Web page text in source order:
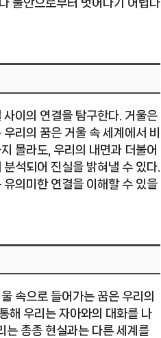
불안으로부터 벗어나기 어렵다
이의 연결을 탐구한다. 거울은
리의 꿈은 거울 속 세계에서 비
몰라도, 우리의 내면과 더불어
석되어 진실을 밝혀낼 수 있다.
의미한 연결을 이해할 수 있을
속으로 들어가는 꿈은 우리의
해 우리는 자아와의 대화를 나
는 종종 현실과는 다른 세계를